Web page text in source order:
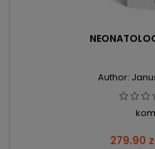
Author:
Price
279.90